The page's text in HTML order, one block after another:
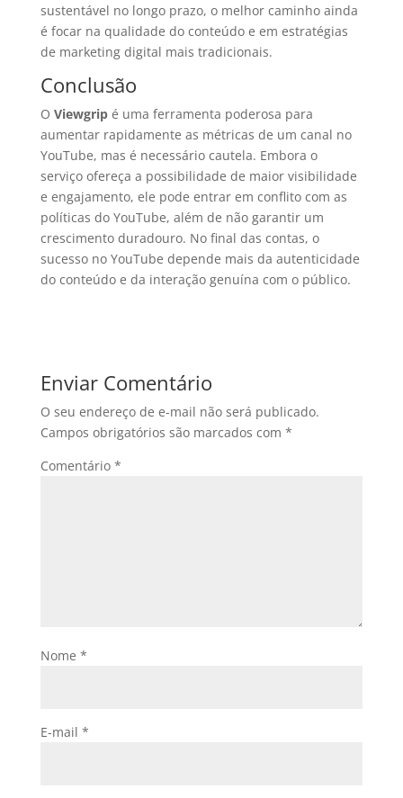
sustentável no longo prazo, o melhor caminho ainda
é focar na qualidade do conteúdo e em estratégias
de marketing digital mais tradicionais.
Conclusão
O Viewgripé uma ferramenta poderosa para
aumentar rapidamente as métricas de um canal no
YouTube, mas é necessário cautela. Embora o
serviço ofereça a possibilidade de maior visibilidade
e engajamento, ele pode entrar em conflito com as
políticas do YouTube, além de não garantir um
crescimento duradouro. No final das contas, o
sucesso no YouTube depende mais da autenticidade
do conteúdo e da interação genuína com o público.
Enviar Comentário
O seu endereço de e-mail não será publicado.
Campos obrigatórios são marcados com *
Comentário *
Nome *
E-mail *